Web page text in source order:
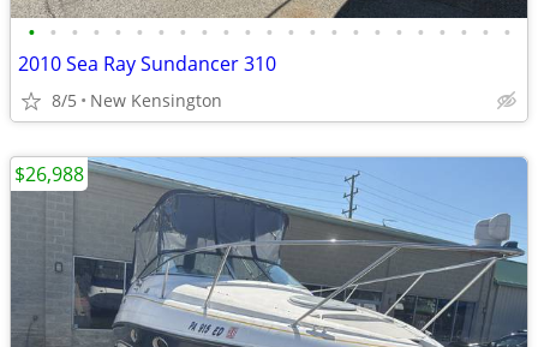
• • • • • • • • • • • • • • • • • • • • • • •
2010 Sea Ray Sundancer 310
8/5 New Kensington
$26,988